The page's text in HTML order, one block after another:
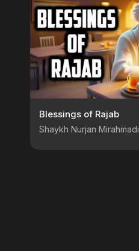
Blessings of Rajab
Shaykh Nurjan Mirahmadi